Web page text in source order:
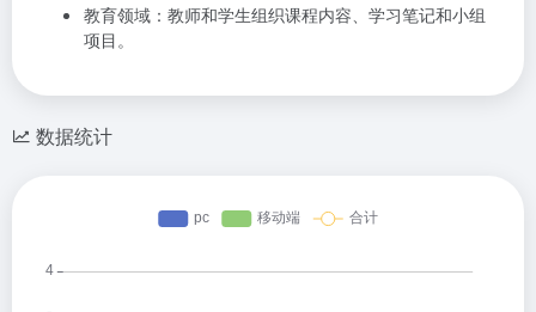
教育领域：教师和学生组织课程内容、学习笔记和小组
项目。
数据统计